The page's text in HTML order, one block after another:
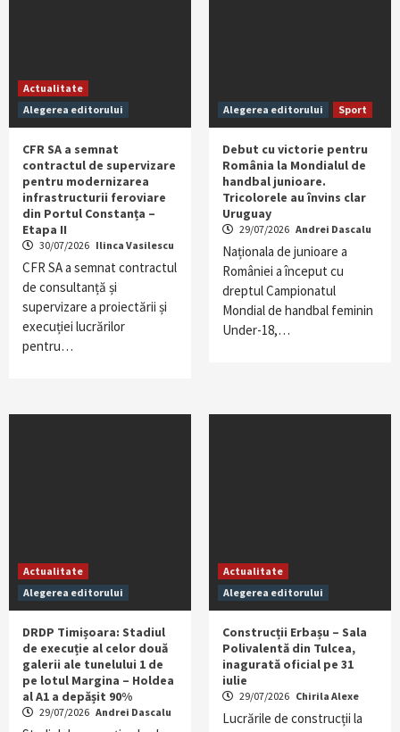
Actualitate
Alegerea editorului
CFR SA a semnat
contractul de supervizare
pentru modernizarea
infrastructurii feroviare
din Portul Constanța –
Etapa II
30/07/2026 Ilinca Vasilescu
CFR SA a semnat contractul
de consultanță și
supervizare a proiectării și
execuției lucrărilor
pentru…
Alegerea editorului Sport
Debut cu victorie pentru
România la Mondialul de
handbal junioare.
Tricolorele au învins clar
Uruguay
29/07/2026 Andrei Dascalu
Naționala de junioare a
României a început cu
dreptul Campionatul
Mondial de handbal feminin
Under-18,…
Actualitate
Alegerea editorului
DRDP Timișoara: Stadiul
de execuție al celor două
galerii ale tunelului 1 de
pe lotul Margina – Holdea
al A1 a depășit 90%
29/07/2026 Andrei Dascalu
Actualitate
Alegerea editorului
Construcții Erbașu – Sala
Polivalentă din Tulcea,
inagurată oficial pe 31
iulie
29/07/2026 Chirila Alexe
Lucrările de construcții la